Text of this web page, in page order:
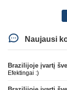
Naujausi
Efektingai :)